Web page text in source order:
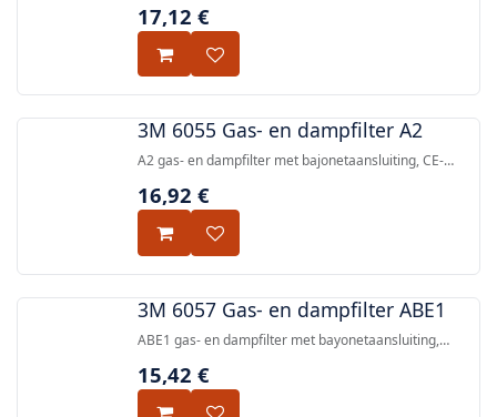
middelhoge niveaus van stof en olie-/waternevels, CE-
17,12 €
3M 6055 Gas- en dampfilter A2
A2 gas- en dampfilter met bajonetaansluiting, CE-
aan organische dampen (kookpunt >65 °C) en
compatibel met 3M 6000-, 6500- en 7500-serie
herbruikbare halfgelaats- en volgelaatsmaskers.
16,92 €
3M 6057 Gas- en dampfilter ABE1
ABE1 gas- en dampfilter met bayonetaansluiting,
gassen en zure gassen. CE-gecertificeerd volgens
15,42 €